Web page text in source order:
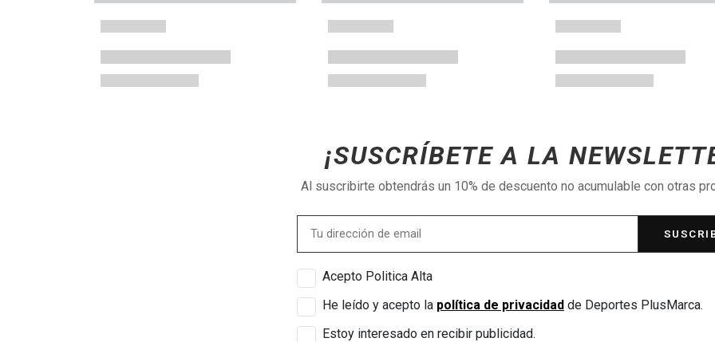
¡SUSCRÍBETE A LA
Al suscribirte obtendrás un 10% de descuento no acumulable con otras
Acepto Politica Alta
He leído y acepto la política de privacidad de Deportes PlusMarca.
Estoy interesado en recibir publicidad.